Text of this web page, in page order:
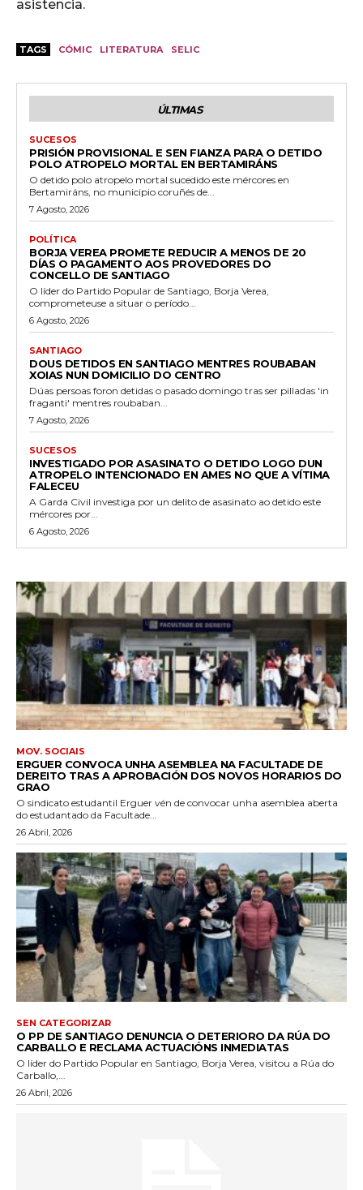
asistencia.
TAGS CÓMIC LITERATURA SELIC
ÚLTIMAS
SUCESOS
PRISIÓN PROVISIONAL E SEN FIANZA PARA O DETIDO
POLO ATROPELO MORTAL EN BERTAMIRÁNS
O detido polo atropelo mortal sucedido este mércores en
Bertamiráns, no municipio coruñés de...
7 Agosto, 2026
POLÍTICA
BORJA VEREA PROMETE REDUCIR A MENOS DE 20
DÍAS O PAGAMENTO AOS PROVEDORES DO
CONCELLO DE SANTIAGO
O líder do Partido Popular de Santiago, Borja Verea,
comprometeuse a situar o período...
6 Agosto, 2026
SANTIAGO
DOUS DETIDOS EN SANTIAGO MENTRES ROUBABAN
XOIAS NUN DOMICILIO DO CENTRO
Dúas persoas foron detidas o pasado domingo tras ser pilladas 'in
fraganti' mentres roubaban...
7 Agosto, 2026
SUCESOS
INVESTIGADO POR ASASINATO O DETIDO LOGO DUN
ATROPELO INTENCIONADO EN AMES NO QUE A VÍTIMA
FALECEU
A Garda Civil investiga por un delito de asasinato ao detido este
mércores por...
6 Agosto, 2026
MOV. SOCIAIS
ERGUER CONVOCA UNHA ASEMBLEA NA FACULTADE DE
DEREITO TRAS A APROBACIÓN DOS NOVOS HORARIOS DO
GRAO
O sindicato estudantil Erguer vén de convocar unha asemblea aberta
do estudantado da Facultade...
26 Abril, 2026
SEN CATEGORIZAR
O PP DE SANTIAGO DENUNCIA O DETERIORO DA RÚA DO
CARBALLO E RECLAMA ACTUACIÓNS INMEDIATAS
O líder do Partido Popular en Santiago, Borja Verea, visitou a Rúa do
Carballo,...
26 Abril, 2026